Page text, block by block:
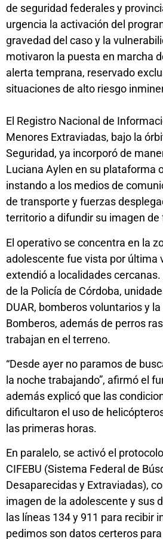
de seguridad federales y
urgencia la activación del
gravedad del caso y la
motivaron la puesta en marcha
alerta temprana, reservado
situaciones de alto riesgo
El Registro Nacional de
Menores Extraviadas, bajo la
Seguridad, ya incorporó de
Luciana Aylen en su plataforma
instando a los medios de
de transporte y fuerzas
territorio a difundir su imagen
El operativo se concentra en la
adolescente fue vista por última
extendió a localidades
de la Policía de Córdoba,
DUAR, bomberos voluntarios y
Bomberos, además de perros
trabajan en el terreno.
“Desde ayer no paramos de
la noche trabajando”, afirmó el
además explicó que las
dificultaron el uso de
las primeras horas.
En paralelo, se activó el
CIFEBU (Sistema Federal de
Desaparecidas y Extraviadas),
imagen de la adolescente y sus
las líneas 134 y 911 para recibir
pedimos son datos certeros